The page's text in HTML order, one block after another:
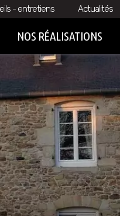
- entretiens Actualités
NOS RÉALISATIONS